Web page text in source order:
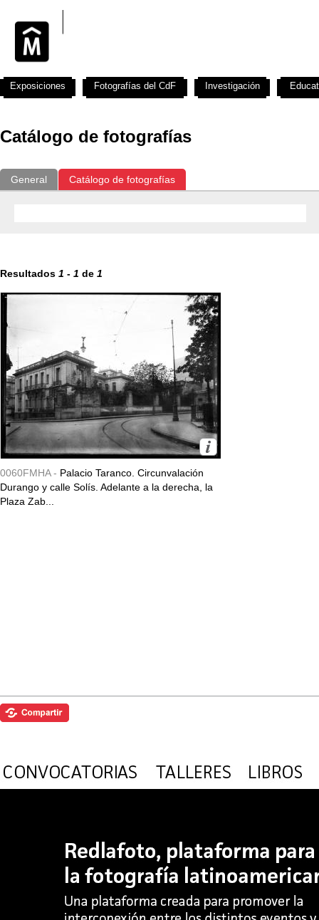
Catálogo de fotografías
General Catálogo de fotografías
Resultados 1 - 1 de 1
0060FMHA - Palacio Taranco. Circunvalación
Durango y calle Solís. Adelante a la derecha, la
Plaza Zab...
Exposiciones Fotografías del CdF Investigación